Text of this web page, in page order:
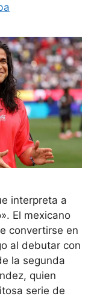
interpreta a
El mexicano
convertirse en
al debutar con
la segunda
quien
serie de